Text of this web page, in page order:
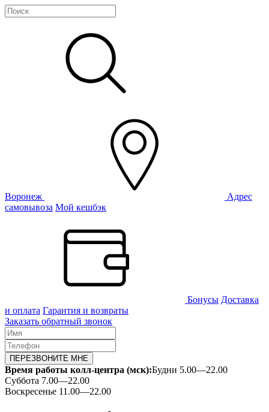
Воронеж
Адрес
самовывоза Мой кешбэк
Бонусы Доставка
и оплата Гарантия и возвраты
Заказать обратный звонок
ПЕРЕЗВОНИТЕ МНЕ
Время работы колл-центра (мск):Будни 5.00—22.00
Суббота 7.00—22.00
Воскресенье 11.00—22.00